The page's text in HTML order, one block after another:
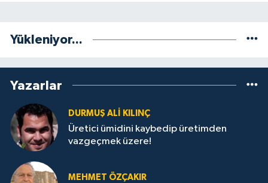
Yükleniyor...
Yazarlar
DURMUŞ ALI KILINÇ
Üretici ümidini kaybedip üretimden
vazgeçmek üzere!
MEHMET ÖZÇAKIR